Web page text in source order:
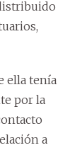
ella tenía
por la
a